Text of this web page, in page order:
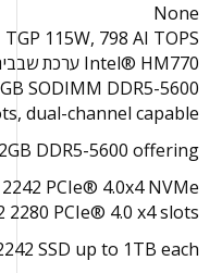
None
115W, 798 AI TOPS
Intel® HM770 ערכת שבבים
SODIMM DDR5-5600
dual-channel capable
DDR5-5600 offering
PCIe® 4.0x4 NVMe®
2280 PCIe® 4.0 x4 slots
SSD up to 1TB each